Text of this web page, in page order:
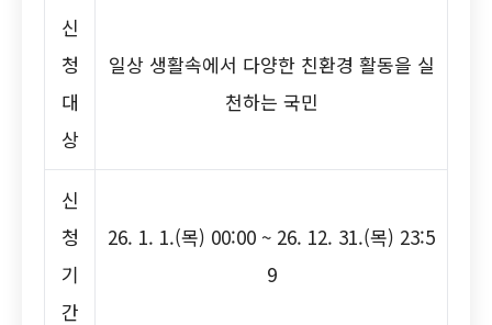
신
청
대
상
일상 생활속에서 다양한 친환경 활동을 실
천하는 국민
신
청
기
간
26. 1. 1.(목) 00:00 ~ 26. 12. 31.(목) 23:5
9